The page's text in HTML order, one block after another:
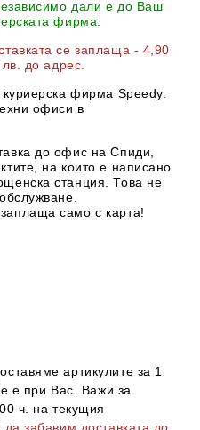
дали е до Ваш
фирма.
се заплаща - 4,90
лв. до адрес
фирма Speedy.
офиси в
до офис на Спиди,
на които е написано
станция. Това не
само с карта!
артикулите за 1
е при Вас. Важи за
ч. на текущия